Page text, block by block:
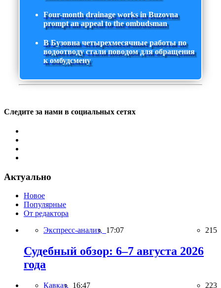
Four-month drainage works in Buzovna
prompt an appeal to the ombudsman
В Бузовна четырехмесячные работы по
водоотводу стали поводом для обращения
к омбудсмену
Следите за нами в социальных сетях
Актуально
Новое
Популярные
От редактора
Экспресс-анализ, 17:07 215
Судебный обзор: 6–7 августа 2026
года
Кавказ, 16:47 223